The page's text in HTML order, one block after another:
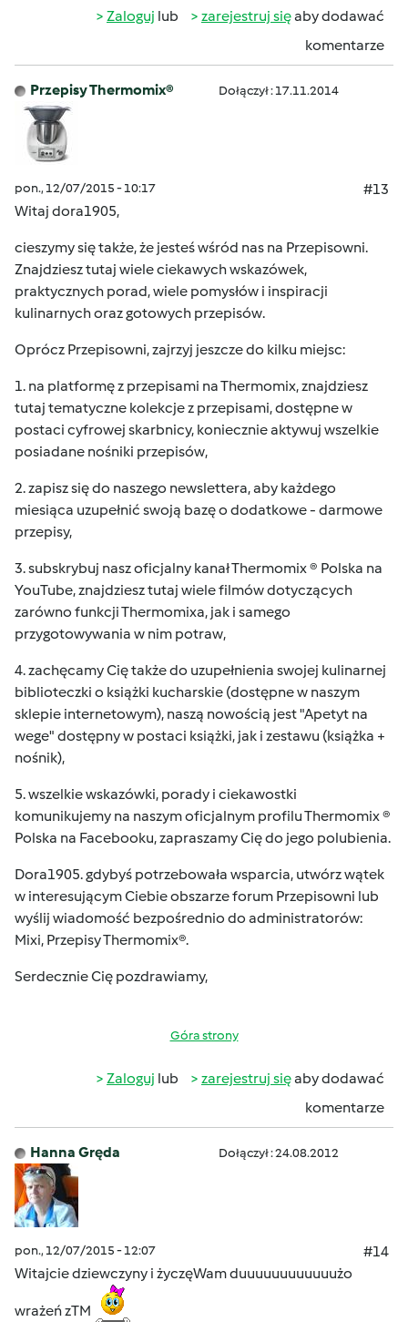
Zaloguj lub zarejestruj sięaby dodawać
komentarze
Przepisy Thermomix® Dołączył : 17.11.2014
pon., 12/07/2015 - 10:17
#13
Witaj dora1905,
cieszymy się także, że jesteś wśród nas na Przepisowni.
Znajdziesz tutaj wiele ciekawych wskazówek,
praktycznych porad, wiele pomysłów i inspiracji
kulinarnych oraz gotowych przepisów.
Oprócz Przepisowni, zajrzyj jeszcze do kilku miejsc:
1. na platformę z przepisami na Thermomix, znajdziesz
tutaj tematyczne kolekcje z przepisami, dostępne w
postaci cyfrowej skarbnicy, koniecznie aktywuj wszelkie
posiadane nośniki przepisów,
2. zapisz się do naszego newslettera, aby każdego
miesiąca uzupełnić swoją bazę o dodatkowe - darmowe
przepisy,
3. subskrybuj nasz oficjalny kanałThermomix ® Polska na
YouTube, znajdziesz tutaj wiele filmów dotyczących
zarówno funkcji Thermomixa, jak i samego
przygotowywania w nim potraw,
4. zachęcamy Cię także do uzupełnienia swojej kulinarnej
biblioteczki o książki kucharskie (dostępne w naszym
sklepie internetowym), naszą nowością jest "Apetyt na
wege" dostępny w postaci książki, jak i zestawu (książka +
nośnik),
5. wszelkie wskazówki, porady i ciekawostki
komunikujemy na naszym oficjalnym profiluThermomix ®
Polska na Facebooku, zapraszamy Cię do jego polubienia.
Dora1905. gdybyś potrzebowała wsparcia, utwórz wątek
w interesującym Ciebie obszarze forum Przepisowni lub
wyślij wiadomość bezpośrednio do administratorów:
Mixi, Przepisy Thermomix®.
Serdecznie Cię pozdrawiamy,
Góra strony
Zaloguj lub zarejestruj sięaby dodawać
komentarze
Hanna Gręda Dołączył : 24.08.2012
pon., 12/07/2015 - 12:07
#14
Witajcie dziewczyny i życzęWam duuuuuuuuuuuużo
wrażeń zTM